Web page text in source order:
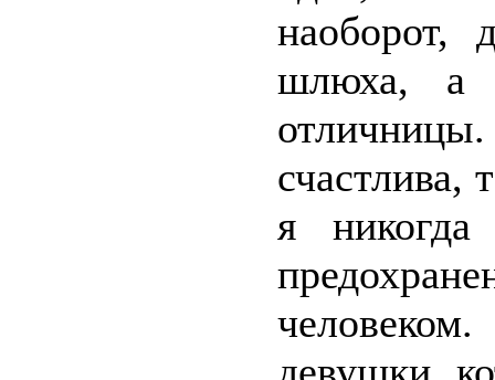
наоборот,
шлюха, а
счастлива,
я